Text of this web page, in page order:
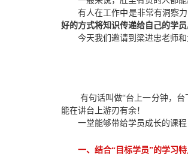
有人在工作中是非常有洞察
好的方式将知识传递给自己的学员
今天我们邀请到梁进忠老师
有句话叫做“台上一分钟，
能在讲台上游刃有余！
一堂能够带给学员成长的课
一、结合“目标学员”的学习